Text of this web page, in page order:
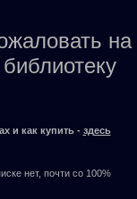
на
и как купить - здесь
нет, почти со 100%